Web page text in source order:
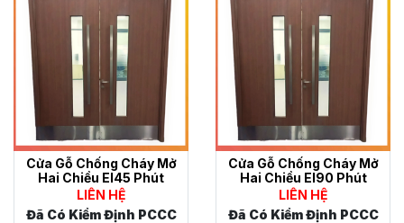
Cửa Gỗ Chống Cháy Mở
Hai Chiều EI45 Phút
LIÊN HỆ
Đã Có Kiểm Định PCCC
Cửa Gỗ Chống Cháy Mở
Hai Chiều EI90 Phút
LIÊN HỆ
Đã Có Kiểm Định PCCC